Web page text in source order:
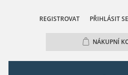
REGISTROVAT PŘIHLÁSIT SE
NÁKUPNÍ